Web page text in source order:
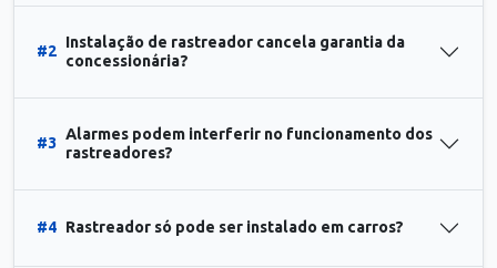
#2
Instalação de rastreador cancela garantia da
concessionária?
#3
Alarmes podem interferir no funcionamento dos
rastreadores?
#4 Rastreador só pode ser instalado em carros?